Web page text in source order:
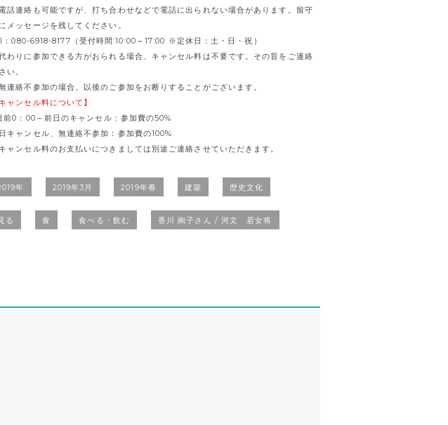
話連絡も可能ですが、打ち合わせなどで電話に出られない場合があります。留守
メッセージを残してください。
：080-6918-8177（受付時間:10:00～17:00 ※定休日：土・日・祝）
わりに参加できる方がおられる場合、キャンセル料は不要です。その旨をご連絡
い。
連絡不参加の場合、以後のご参加をお断りすることがございます。
キャンセル料について】
前0：00～前日のキャンセル：参加費の50%
キャンセル、無連絡不参加：参加費の100%
ャンセル料のお支払いにつきましては別途ご連絡させていただきます。
年 2019年3月 2019年春 建築 歴史文化
る 食 食べる・飲む 香川 絢子さん / 河文 若女将